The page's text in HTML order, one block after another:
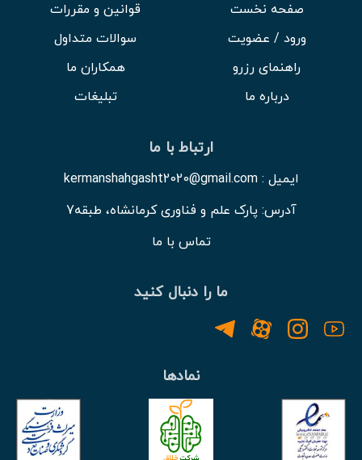
صفحه نخست
ورود / عضویت
راهنمای رزرو
درباره ما
قوانین و مقررات
سوالات متداول
همکاران ما
تبلیغات
ارتباط با ما
ایمیل : kermanshahgasht2020@gmail.com
آدرس: پارک علم و فناوری کرمانشاه، طبقه7
تماس با ما
ما را دنبال کنید
نمادها